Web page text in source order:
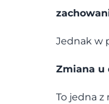
Jednak w
Zmiana u
To jedna z